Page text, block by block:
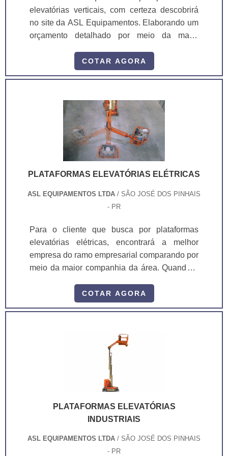
elevatórias verticais, com certeza descobrirá
no site da ASL Equipamentos. Elaborando um
orçamento detalhado por meio da maior
referência em qualidade. Quando o tema é
plataformas elevatórias verticais, com os
encontrar ótima qualidade com qualidade e
rapidez no atendimento. ALGUNS DETALHES
SOBRE PLATAFORMAS ELEVATÓR...
COTAR AGORA
PLATAFORMAS ELEVATÓRIAS ELÉTRICAS
ASL EQUIPAMENTOS LTDA / SÃO JOSÉ DOS PINHAIS
- PR
Para o cliente que busca por plataformas
elevatórias elétricas, encontrará a melhor
empresa do ramo empresarial comparando por
meio da maior companhia da área. Quando o
elevatórias elétricas, com a ASL
Equipamentos poderá contar excelente custo-
ELEVATÓRIAS ELÉTRICAS Há muitas
maneiras eficientes de demonstrar
competência e excelên...
COTAR AGORA
PLATAFORMAS ELEVATÓRIAS
INDUSTRIAIS
ASL EQUIPAMENTOS LTDA / SÃO JOSÉ DOS PINHAIS
- PR